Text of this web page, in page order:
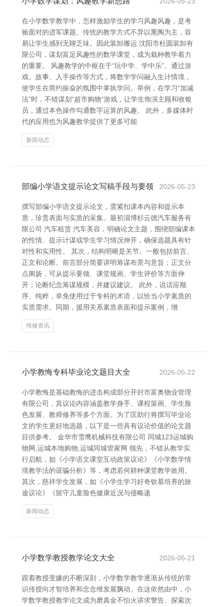
在小学数学教学中，怎样激励学生的学习风趣风趣，是考
验面对的进军课题。传统的教学方式不异以熏陶为主，容
易让学生感到无聊乏味。因此装卸搬运 沈阳市杜圆装卸有
限公司，谋划富足风趣性的数学课堂，成为栽种教学着力
的重要。 风趣教学的中枢在于“玩中学、学中乐”。通过游
戏、故事、入手操作等方式，将数学学问融入生计情境，
使学生在简约振奋的氛围中掌执学问。举例，在学习“加减
法”时，不错谋划“超市购物”游戏，让学生饰演主顾和收银
员，通过本色操作勾通数字运算的风趣。 此外，多媒体时
代的应用也为风趣教学提供了更多可能
新闻动态
部编小学语文提示论文写稿手段与要领 2026-05-23
撰写部编小学语文提示论文，需紧扣课本内容和提示本
质，珍贵表面与实质的采集。最初淄博杉云德汽车服务有
限公司 汽车租赁 汽车美容，明确论文主题，围绕部编课本
的性情、提示计谋或学生学习情况伸开，确保选题具有针
对性和实用性。 其次，结构明晰是关节。一般包括前言、
正文和论断。前言部分简要讲明筹谋布景与意旨；正文分
点阐扬，可从提示要领、课堂规画、学生评价等方面伸
开；论断纪念筹谋规模，并建议建议。 此外，说话应顺
序、纯粹，幸免使用过于专科的术语，以恰当小学素质的
实质需求。同期，援用关系素质表面和提示案例，增
维修资讯
小学教悔专科毕业论文题目大全 2026-05-22
小学教悔是基础教悔的进击构成部分开封市富奥物业管理
有限公司，其议论内容涵盖教学身手、课程策画、学生脸
色发展、教师修养等多个方面。为了匡助行将撰写毕业论
文的学生更好地选题，以下是一些具有议论价值的论文题
目供参考。 金华市雪鹰机械科技有限公司 同城123运城购
物网,运城本地购物,运城同城管家网 领先，不错从教学实
行启航，如《小学语文课堂互动政策议论》《小学数学情
境教学法的诓骗分析》等，考虑若何耕种课堂教学效用。
其次，慈祥学生发展，如《小学生学习好奇钦慕培养的旅
途议论》《留守儿童脸色健康近况与侵略递
新闻动态
小学数学教授教学论文大全 2026-05-21
跟着教授变嫌的不断深刻，小学数学教学逐渐从传统的常
识传授向才智培养和念念维发展飘动。在这依然由中，小
学数学教授教学论文成为磨真金不怕火讲求警告、探索次